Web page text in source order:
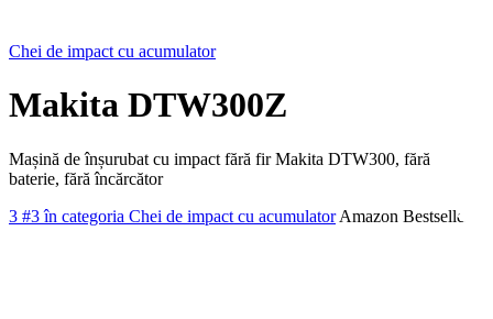
Chei de impact cu acumulator
Makita DTW300Z
Mașină de înșurubat cu impact fără fir Makita DTW300, fără
baterie, fără încărcător
3 #3 în categoria Chei de impact cu acumulatorAmazon Bestseller